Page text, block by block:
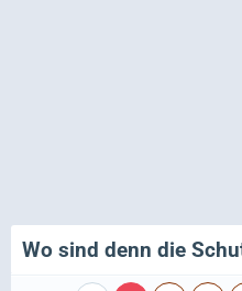
Wo sind denn die